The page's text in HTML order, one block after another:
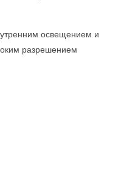
освещением и
разрешением